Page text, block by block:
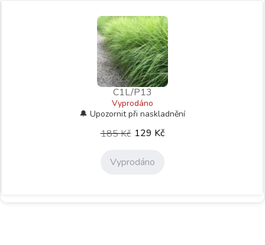
C1L/P13
Vyprodáno
185Kč 129 Kč
Vyprodáno